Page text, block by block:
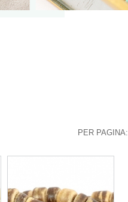
PER PAGINA: